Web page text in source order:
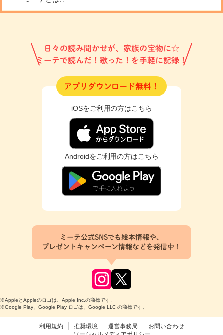
日々の読み聞かせが、家族の宝物に☆
ミーテで読んだ！歌った！を手軽に記録！
アプリダウンロード無料！
iOSをご利用の方はこちら
Androidをご利用の方はこちら
ミーテ公式SNSでも絵本情報や、
プレゼントキャンペーン情報などを発信中！
※AppleとAppleのロゴは、Apple Inc.の商標です。
※Google Play、Google Play ロゴは、Google LLC の商標です。
利用規約 推奨環境 運営事務局
お問い合わせ